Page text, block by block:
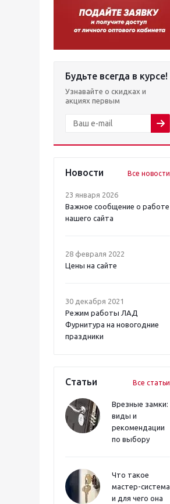
Будьте всегда в курсе!
Узнавайте о скидках и
акциях первым
Новости Все новости
23 января 2026
Важное сообщение о работе
нашего сайта
28 февраля 2022
Цены на сайте
30 декабря 2021
Режим работы ЛАД
Фурнитура на новогодние
праздники
Статьи Все статьи
Врезные замки:
виды и
рекомендации
по выбору
Что такое
мастер-система
и для чего она